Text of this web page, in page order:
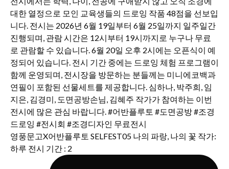
영풍문고X어반플루토 SELFEST05 나의 파랑, 나의 꽃 작가:
하루 전시 기간 : 2